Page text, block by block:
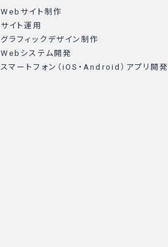
Webサイト制作
サイト運用
グラフィックデザイン制作
Webシステム開発
スマートフォン（iOS・Android）アプリ開発